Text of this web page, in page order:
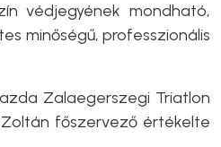
védjegyének mondható,
minőségű, professzionális
Zalaegerszegi Triatlon
főszervező értékelte